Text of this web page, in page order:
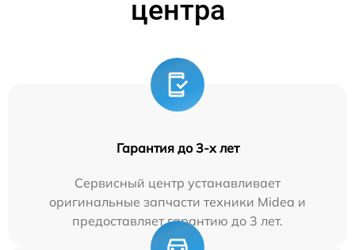
центра
Гарантия до 3-х лет
Сервисный центр устанавливает
оригинальные запчасти техники Midea и
предоставляет гарантию до 3 лет.